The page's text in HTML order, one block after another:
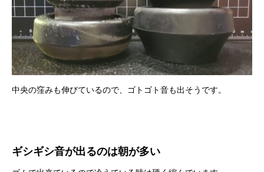
中央の窪みも伸びているので、ゴトゴト音も出そうです。
ギシギシ音が出るのは朝が多い